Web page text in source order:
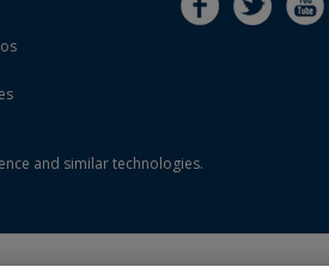
and similar technologies.